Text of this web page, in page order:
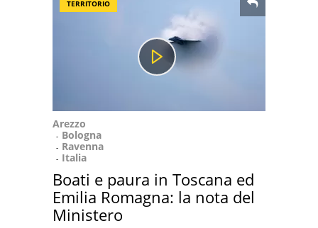
TERRITORIO
Arezzo
Bologna
Ravenna
Italia
Boati e paura in Toscana ed
Emilia Romagna: la nota del
Ministero